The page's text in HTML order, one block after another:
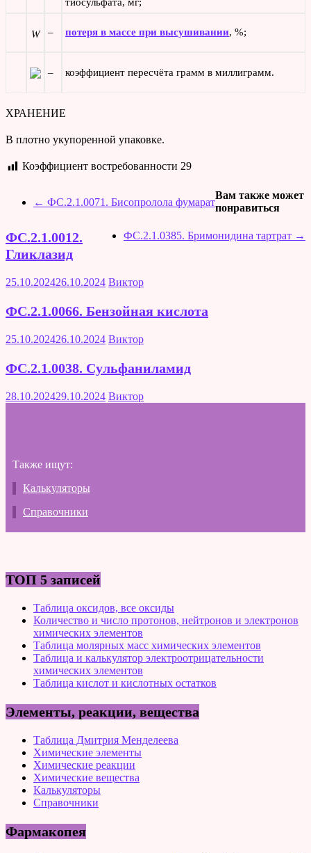
тиосульфата, мг;
W – потеря в массе при высушивании, %;
– коэффициент пересчёта грамм в миллиграмм.
ХРАНЕНИЕ
В плотно укупоренной упаковке.
Коэффициент востребованности 29
← ФС.2.1.0071. Бисопролола фумарат
ФС.2.1.0385. Бримонидина тартрат →
Вам также может
понравиться
ФС.2.1.0012.
Гликлазид
25.10.202426.10.2024 Виктор
ФС.2.1.0066. Бензойная кислота
25.10.202426.10.2024 Виктор
ФС.2.1.0038. Сульфаниламид
28.10.202429.10.2024 Виктор
Также ищут:
Калькуляторы
Справочники
ТОП 5 записей
Таблица оксидов, все оксиды
Количество и число протонов, нейтронов и электронов
химических элементов
Таблица молярных масс химических элементов
Таблица и калькулятор электроотрицательности
химических элементов
Таблица кислот и кислотных остатков
Элементы, реакции, вещества
Таблица Дмитрия Менделеева
Химические элементы
Химические реакции
Химические вещества
Калькуляторы
Справочники
Фармакопея